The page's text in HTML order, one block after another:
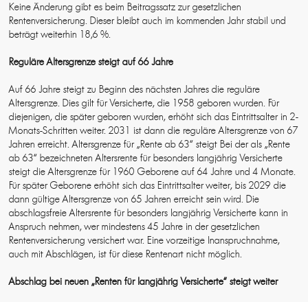
Keine Änderung gibt es beim Beitragssatz zur gesetzlichen
Rentenversicherung. Dieser bleibt auch im kommenden Jahr stabil und
beträgt weiterhin 18,6 %.
Reguläre Altersgrenze steigt auf 66 Jahre
Auf 66 Jahre steigt zu Beginn des nächsten Jahres die reguläre
Altersgrenze. Dies gilt für Versicherte, die 1958 geboren wurden. Für
diejenigen, die später geboren wurden, erhöht sich das Eintrittsalter in 2-
Monats-Schritten weiter. 2031 ist dann die reguläre Altersgrenze von 67
Jahren erreicht. Altersgrenze für „Rente ab 63“ steigt Bei der als „Rente
ab 63“ bezeichneten Altersrente für besonders langjährig Versicherte
steigt die Altersgrenze für 1960 Geborene auf 64 Jahre und 4 Monate.
Für später Geborene erhöht sich das Eintrittsalter weiter, bis 2029 die
dann gültige Altersgrenze von 65 Jahren erreicht sein wird. Die
abschlagsfreie Altersrente für besonders langjährig Versicherte kann in
Anspruch nehmen, wer mindestens 45 Jahre in der gesetzlichen
Rentenversicherung versichert war. Eine vorzeitige Inanspruchnahme,
auch mit Abschlägen, ist für diese Rentenart nicht möglich.
Abschlag bei neuen „Renten für langjährig Versicherte“ steigt weiter